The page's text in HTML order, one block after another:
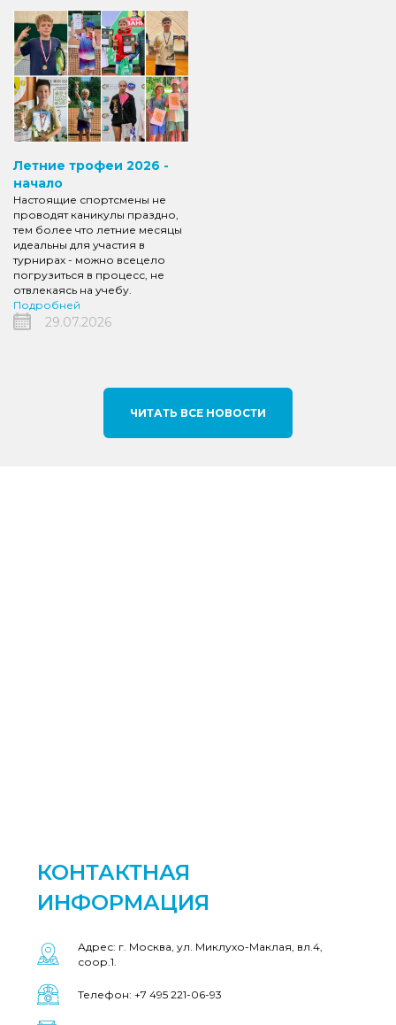
Летние трофеи 2026 -
начало
Настоящие спортсмены не
проводят каникулы праздно,
тем более что летние месяцы
идеальны для участия в
турнирах - можно всецело
погрузиться в процесс, не
отвлекаясь на учебу.
Подробней
29.07.2026
ЧИТАТЬ ВСЕ НОВОСТИ
КОНТАКТНАЯ
ИНФОРМАЦИЯ
Адрес: г. Москва, ул. Миклухо-Маклая, вл.4,
соор.1.
Телефон: +7 495 221-06-93